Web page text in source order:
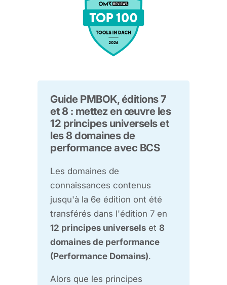
Guide PMBOK, éditions 7
et 8 : mettez en œuvre les
12 principes universels et
les 8 domaines de
performance avec BCS
Les domaines de
connaissances contenus
jusqu'à la 6e édition ont été
transférés dans l'édition 7 en
12 principes universels et 8
domaines de performance
(Performance Domains).
Alors que les principes